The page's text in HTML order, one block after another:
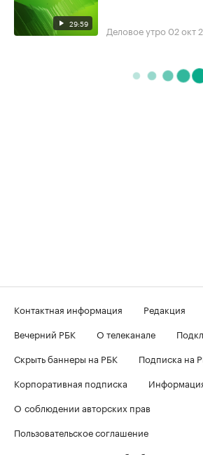
29:59 Деловое утро 02 окт
Контактная информация Редакция
Вечерний РБК
О телеканале
Скрыть баннеры на РБК
Подписка на
Корпоративная подписка
О соблюдении авторских прав
Пользовательское соглашение